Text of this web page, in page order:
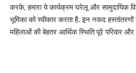
करके, हमारा ये कार्यक्रम घरेलू और सामुदायिक
भूमिका को स्वीकार करता है. इन नकद
महिलाओं की बेहतर आर्थिक स्थिति पूरे परिवार